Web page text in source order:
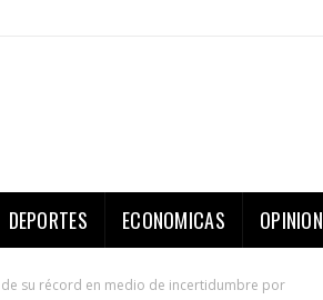
DEPORTES ECONOMICAS OPINION
su récord en medio de incertidumbre por